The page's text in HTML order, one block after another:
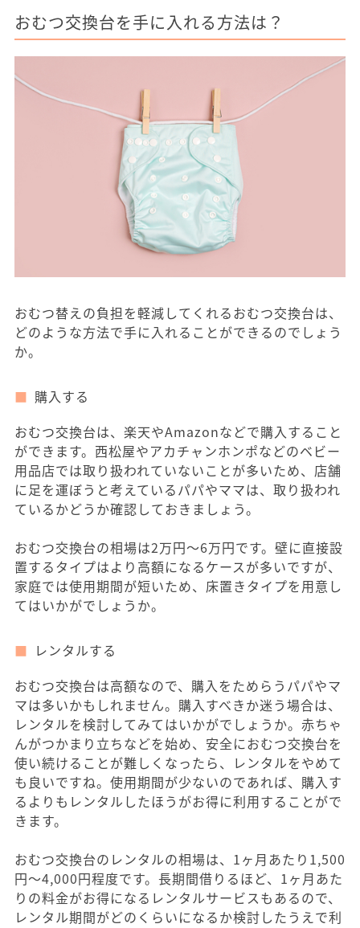
おむつ交換台を手に入れる方法は？
おむつ替えの負担を軽減してくれるおむつ交換台は、
どのような方法で手に入れることができるのでしょう
か。
購入する
おむつ交換台は、楽天やAmazonなどで購入すること
ができます。西松屋やアカチャンホンポなどのベビー
用品店では取り扱われていないことが多いため、店舗
に足を運ぼうと考えているパパやママは、取り扱われ
ているかどうか確認しておきましょう。
おむつ交換台の相場は2万円～6万円です。壁に直接設
置するタイプはより高額になるケースが多いですが、
家庭では使用期間が短いため、床置きタイプを用意し
てはいかがでしょうか。
レンタルする
おむつ交換台は高額なので、購入をためらうパパやマ
マは多いかもしれません。購入すべきか迷う場合は、
レンタルを検討してみてはいかがでしょうか。赤ちゃ
んがつかまり立ちなどを始め、安全におむつ交換台を
使い続けることが難しくなったら、レンタルをやめて
も良いですね。使用期間が少ないのであれば、購入す
るよりもレンタルしたほうがお得に利用することがで
きます。
おむつ交換台のレンタルの相場は、1ヶ月あたり1,500
円～4,000円程度です。長期間借りるほど、1ヶ月あた
りの料金がお得になるレンタルサービスもあるので、
レンタル期間がどのくらいになるか検討したうえで利